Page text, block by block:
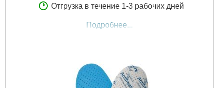
Отгрузка в течение 1-3 рабочих дней
Подробнее...